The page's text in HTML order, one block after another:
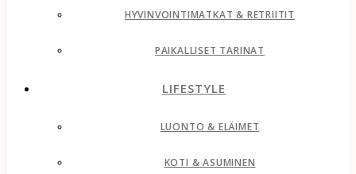
HYVINVOINTIMATKAT & RETRIITIT
PAIKALLISET TARINAT
LIFESTYLE
LUONTO & ELÄIMET
KOTI & ASUMINEN